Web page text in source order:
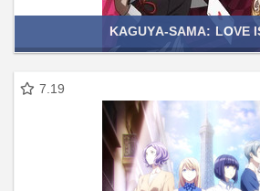
KAGUYA-SAMA: LOVE
7.19